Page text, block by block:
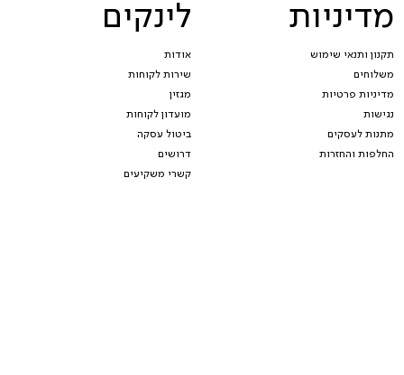
מדיניות
תקנון ותנאי שימוש
משלוחים
מדיניות פרטיות
נגישות
מתנות לעסקים
החלפות והחזרות
לינקים
אודות
שירות לקוחות
מגזין
מועדון לקוחות
ביטול עסקה
דרושים
קשרי משקיעים